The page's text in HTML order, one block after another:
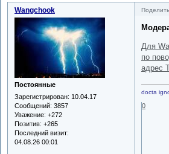
Wangchook
Постоянные
Зарегистрирован: 10.04.17
Сообщений: 3857
Уважение: +272
Позитив: +265
Последний визит:
04.08.26 00:01
Для
по
адрес
docta
0